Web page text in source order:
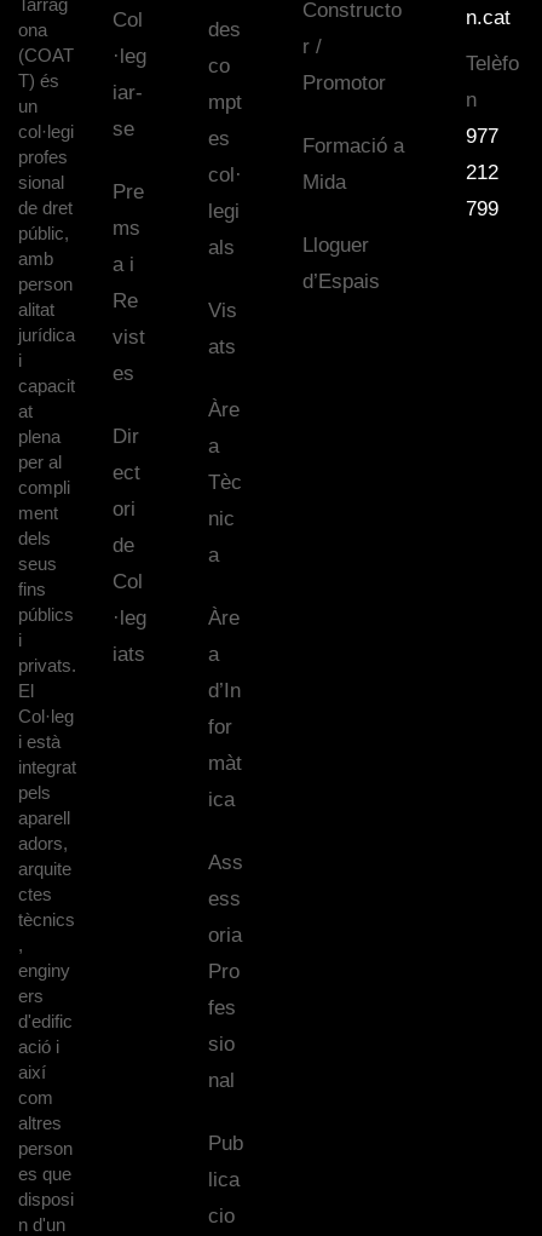
ona
(COAT
T) és
un
col·legi
profes
sional
de dret
públic,
amb
person
alitat
jurídica
i
capacit
at
plena
per al
compli
ment
dels
seus
fins
públics
i
privats.
El
Col·leg
i està
integrat
pels
aparell
adors,
arquite
ctes
tècnics
,
enginy
ers
d'edific
ació i
així
com
altres
person
es que
disposi
n d'un
Col
·leg
iar-
se
Pre
ms
a i
Re
vist
es
Dir
ect
ori
de
Col
·leg
iats
des
co
mpt
es
col·
legi
als
Vis
ats
Àre
a
Tèc
nic
a
Àre
a
d’In
for
màt
ica
Ass
ess
oria
Pro
fes
sio
nal
Pub
lica
cio
Constructo
r /
Promotor
Formació a
Mida
Lloguer
d’Espais
n.cat
Telèfo
n
977
212
799